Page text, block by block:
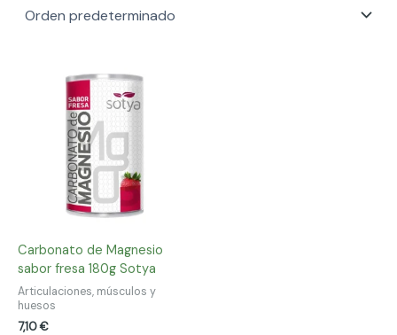
Carbonato de Magnesio
sabor fresa 180g Sotya
Articulaciones, músculos y
huesos
7,10€